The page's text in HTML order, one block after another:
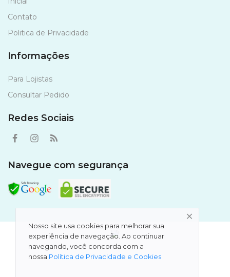
Contato
Politica de Privacidade
Informações
Para Lojistas
Consultar Pedido
Redes Sociais
Navegue com segurança
Nosso site usa cookies para melhorar sua
experiência de navegação. Ao continuar
navegando, você concorda com a
nossa Política de Privacidade e Cookies